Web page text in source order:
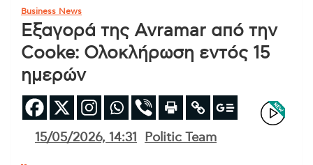
Business News
Εξαγορά της Avramar από την
Cooke: Ολοκλήρωση εντός 15
ημερών
15/05/2026, 14:31 Politic Team